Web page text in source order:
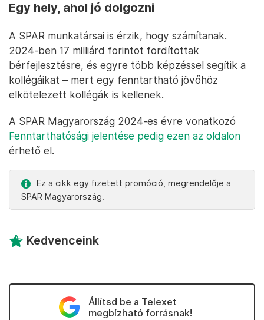
Egy hely, ahol jó dolgozni
A SPAR munkatársai is érzik, hogy számítanak.
2024-ben 17 milliárd forintot fordítottak
bérfejlesztésre, és egyre több képzéssel segítik a
kollégáikat – mert egy fenntartható jövőhöz
elkötelezett kollégák is kellenek.
A SPAR Magyarország 2024-es évre vonatkozó
Fenntarthatósági jelentése pedig ezen az oldalon
érhető el.
Ez a cikk egy fizetett promóció, megrendelője a
SPAR Magyarország.
Kedvenceink
Állítsd be a Telexet
megbízható forrásnak!